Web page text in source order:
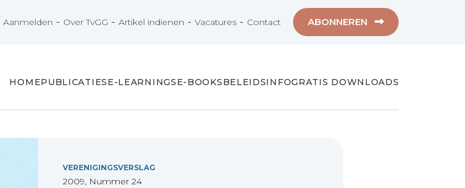
Aanmelden - Over TvGG -Artikel indienen -Vacatures - Contact ABONNEREN
HOMEPUBLICATIESE-LEARNINGSE-BOOKSBELEIDSINFOGRATIS DOWNLOADS
VERENIGINGSVERSLAG
2009, Nummer 24